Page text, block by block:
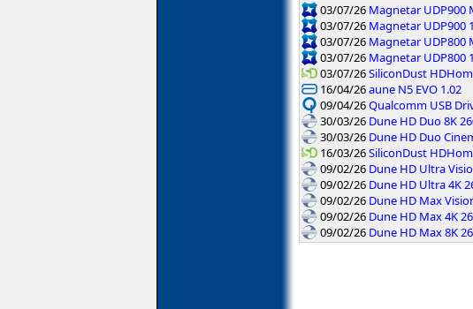
03/07/26 Magnetar UDP900
03/07/26 Magnetar UDP900
03/07/26 Magnetar UDP800
03/07/26 Magnetar UDP800
03/07/26SiliconDust
16/04/26aune N5 EVO 1.02
09/04/26Qualcomm USB
30/03/26 Dune HD Duo 8K
30/03/26 Dune HD Duo
16/03/26SiliconDust
09/02/26 Dune HD Ultra
09/02/26 Dune HD Ultra 4K
09/02/26 Dune HD Max
09/02/26 Dune HD Max 4K
09/02/26 Dune HD Max 8K